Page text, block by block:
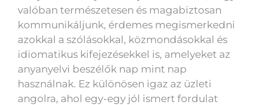
valóban természetesen és magabiztosan
kommunikáljunk, érdemes megismerkedni
azokkal a szólásokkal, közmondásokkal és
idiomatikus kifejezésekkel is, amelyeket az
anyanyelvi beszélők nap mint nap
használnak. Ez különösen igaz az üzleti
angolra, ahol egy-egy jól ismert fordulat